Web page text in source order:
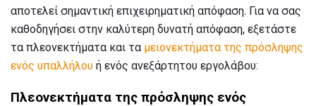
αποτελεί σημαντική επιχειρηματική απόφαση. Για να σας
καθοδηγήσει στην καλύτερη δυνατή απόφαση, εξετάστε
τα πλεονεκτήματα και τα μειονεκτήματα της πρόσληψης
ενός υπαλλήλου ή ενός ανεξάρτητου εργολάβου:
Πλεονεκτήματα της πρόσληψης ενός